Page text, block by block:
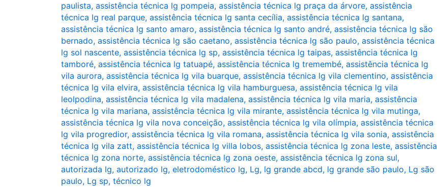
paulista, assistência técnica lg pompeia, assistência técnica lg praça da árvore, assistência
técnica lg real parque, assistência técnica lg santa cecília, assistência técnica lg santana,
assistência técnica lg santo amaro, assistência técnica lg santo andré, assistência técnica lg são
bernado, assistência técnica lg são caetano, assistência técnica lg são paulo, assistência técnica
lg sol nascente, assistência técnica lg sp, assistência técnica lg taipas, assistência técnica lg
tamboré, assistência técnica lg tatuapé, assistência técnica lg tremembé, assistência técnica lg
vila aurora, assistência técnica lg vila buarque, assistência técnica lg vila clementino, assistência
técnica lg vila elvira, assistência técnica lg vila hamburguesa, assistência técnica lg vila
leolpodina, assistência técnica lg vila madalena, assistência técnica lg vila maria, assistência
técnica lg vila mariana, assistência técnica lg vila mirante, assistência técnica lg vila mutinga,
assistência técnica lg vila nova conceição, assistência técnica lg vila olímpia, assistência técnica
lg vila progredior, assistência técnica lg vila romana, assistência técnica lg vila sonia, assistência
técnica lg vila zatt, assistência técnica lg villa lobos, assistência técnica lg zona leste, assistência
técnica lg zona norte, assistência técnica lg zona oeste, assistência técnica lg zona sul,
autorizada lg, autorizado lg, eletrodoméstico lg, Lg, lg grande abcd, lg grande são paulo, Lg são
paulo, Lg sp, técnico lg